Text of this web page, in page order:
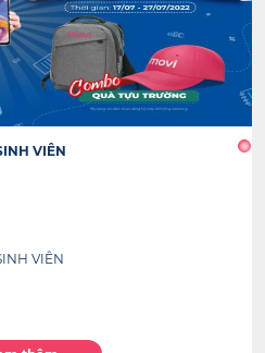
GIẢM ĐẬM SÂU
GIẢM ĐẬM SÂU